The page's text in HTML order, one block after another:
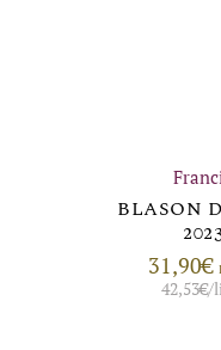
BLASON
31,90€
42,53€/